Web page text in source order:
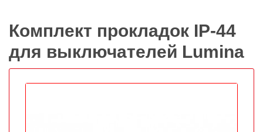
Комплект прокладок IP-44
для выключателей Lumina